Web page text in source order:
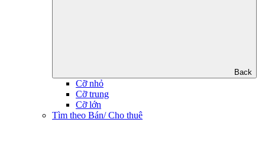
Back
Cỡ nhỏ
Cỡ trung
Cỡ lớn
Tìm theo Bán/ Cho thuê